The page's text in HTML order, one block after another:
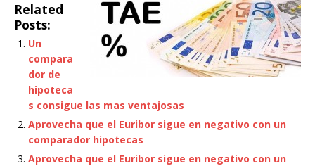
Related
Posts:
Un
compara
dor de
hipoteca
s consigue las mas ventajosas
Aprovecha que el Euribor sigue en negativo con un
comparador hipotecas
Aprovecha que el Euribor sigue en negativo con un